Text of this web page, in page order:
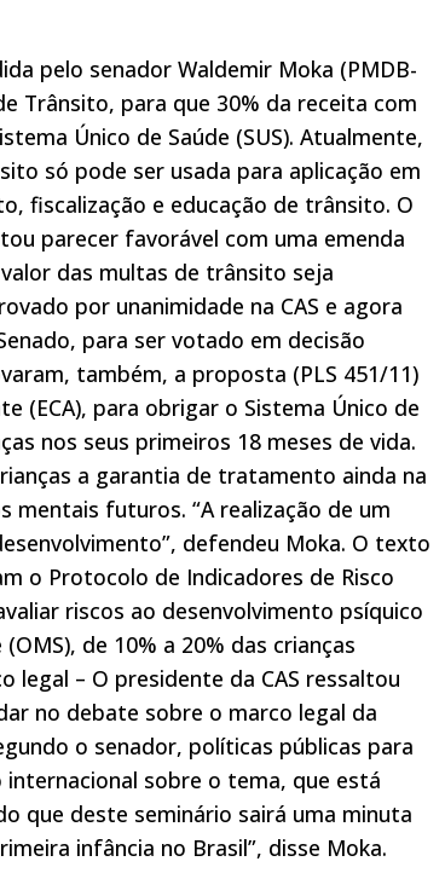
pelo senador Waldemir Moka (PMDB-
Trânsito, para que 30% da receita com
Único de Saúde (SUS). Atualmente,
só pode ser usada para aplicação em
fiscalização e educação de trânsito. O
parecer favorável com uma emenda
das multas de trânsito seja
por unanimidade na CAS e agora
para ser votado em decisão
também, a proposta (PLS 451/11)
(ECA), para obrigar o Sistema Único de
nos seus primeiros 18 meses de vida.
a garantia de tratamento ainda na
futuros. “A realização de um
defendeu Moka. O texto
o Protocolo de Indicadores de Risco
riscos ao desenvolvimento psíquico
de 10% a 20% das crianças
– O presidente da CAS ressaltou
no debate sobre o marco legal da
o senador, políticas públicas para
sobre o tema, que está
que deste seminário sairá uma minuta
infância no Brasil”, disse Moka.